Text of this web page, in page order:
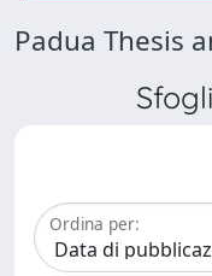
Padua Thesis
Ordina per: